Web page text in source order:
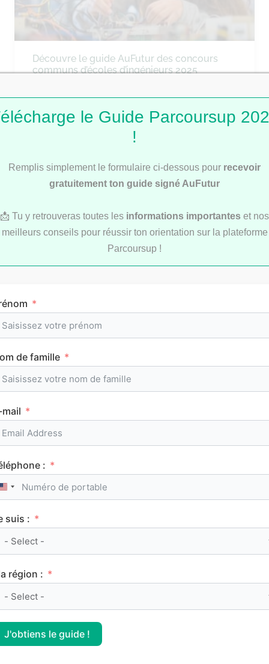
Découvre le guide AuFutur des concours
communs d’écoles d’ingénieurs 2025
ÉCOLES DE COMMERCE
Découvre notre Guide des concours
Tous les articles
AuFutur
MATHÉMATIQUES
harmonique (niveau terminale)
le Guide Parcoursup
!
Remplis simplement le formulaire ci-dessous pour recevoir
gratuitement ton guide signé AuFutur
📩 Tu y retrouveras toutes les informations importantes et nos
meilleurs conseils pour réussir ton orientation sur la plateforme
Parcoursup !
de famille
:
United States +1
suis :
région :
J'obtiens le guide !